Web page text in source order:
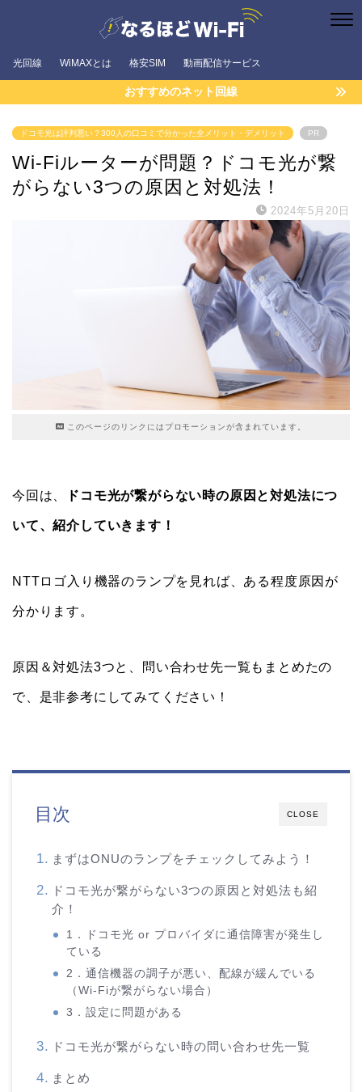
光回線 WiMAXとは 格安SIM 動画配信サービス
おすすめのネット回線
ドコモ光は評判悪い？300人の口コミで分かった全メリット・デメリット PR
Wi-Fiルーターが問題？ドコモ光が繋
がらない3つの原因と対処法！
2024年5月20日
このページのリンクにはプロモーションが含まれています。
今回は、 ドコモ光が繋がらない時の原因と対処法につ
いて、紹介していきます！
NTTロゴ入り機器のランプを見れば、ある程度原因が
分かります。
原因＆対処法3つと、問い合わせ先一覧もまとめたの
で、是非参考にしてみてください！
CLOSE
目次
まずはONUのランプをチェックしてみよう！
ドコモ光が繋がらない3つの原因と対処法も紹
介！
1．ドコモ光 or プロバイダに通信障害が発生し
ている
2．通信機器の調子が悪い、配線が緩んでいる
（Wi-Fiが繋がらない場合）
3．設定に問題がある
ドコモ光が繋がらない時の問い合わせ先一覧
まとめ